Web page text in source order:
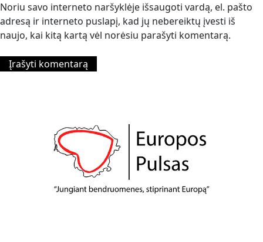
Noriu savo interneto naršyklėje išsaugoti vardą, el. pašto
adresą ir interneto puslapį, kad jų nebereiktų įvesti iš
naujo, kai kitą kartą vėl norėsiu parašyti komentarą.